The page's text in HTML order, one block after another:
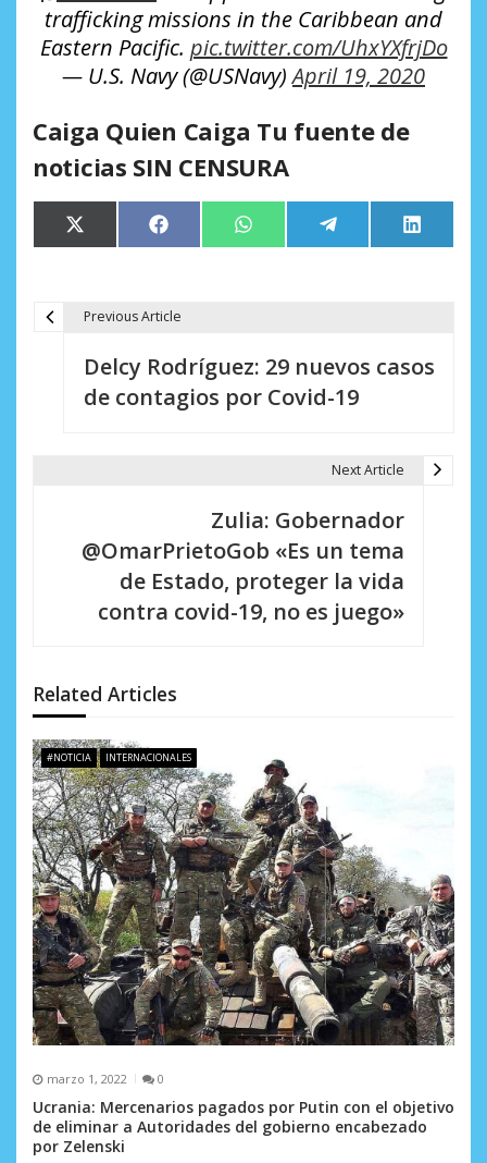
trafficking missions in the Caribbean and
Eastern Pacific. pic.twitter.com/UhxYXfrjDo
— U.S. Navy (@USNavy)April 19, 2020
Caiga Quien Caiga Tu fuente de
noticias SIN CENSURA
Compartir
en
X
(Twitter)
Compartir
en
Facebook Compartir
en
WhatsApp Compartir
en
Telegram
en
LinkedIn
n
d
e
e
n
t
r
a
d
a
s
Previous Article
Delcy Rodríguez: 29 nuevos casos
de contagios por Covid-19
Next Article
Zulia: Gobernador
@OmarPrietoGob «Es un tema
de Estado, proteger la vida
contra covid-19, no es juego»
Related Articles
#NOTICIA INTERNACIONALES
marzo 1, 2022 0
Ucrania: Mercenarios pagados por Putin con el objetivo
de eliminar a Autoridades del gobierno encabezado
por Zelenski